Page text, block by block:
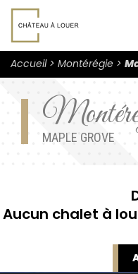
Accueil Montérégie
MAPLE GROVE
Aucun chalet à